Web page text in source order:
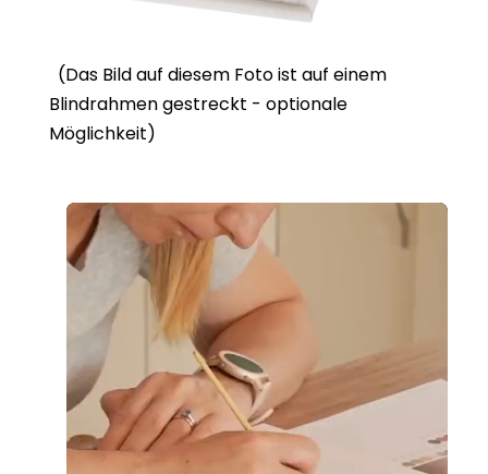
(Das Bild auf diesem Foto ist auf einem
Blindrahmen gestreckt - optionale
Möglichkeit)